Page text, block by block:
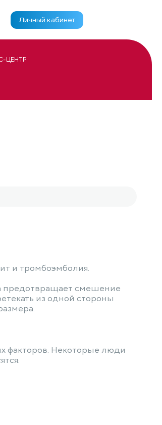
Личный кабинет
ЦЕНТР
и тромбоэмболия.
предотвращает смешение
из одной стороны
факторов. Некоторые люди